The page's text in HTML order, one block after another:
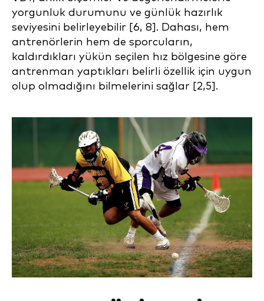
yorgunluk durumunu ve günlük hazırlık
seviyesini belirleyebilir [6, 8]. Dahası, hem
antrenörlerin hem de sporcuların,
kaldırdıkları yükün seçilen hız bölgesine göre
antrenman yaptıkları belirli özellik için uygun
olup olmadığını bilmelerini sağlar [2,5].